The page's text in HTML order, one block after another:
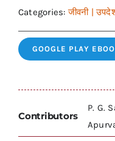
Categories:जीवनी |
GOOGLE PLAY
Contributors
P. G.